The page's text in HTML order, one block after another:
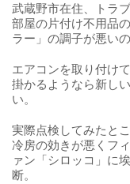
武蔵野市在住、トラ
部屋の片付け不用品
ラー」の調子が悪い
エアコンを取り付け
掛かるようなら新し
い。
実際点検してみたと
冷房の効きが悪くフ
ァン「シロッコ」に
断。